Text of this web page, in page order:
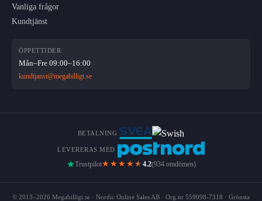
Vanliga frågor
Kundtjänst
ÖPPETTIDER
Mån–Fre 09:00–16:00
kundtjanst@megabilligt.se
BETALNING
LEVERERAS MED
Trustpilot★★★★ ★ 4.2(934 omdömen)
© 2013–2026 Megabilligt.se · Nordic Online Sales AB · Org.nr 559098-7318 · Grönsta